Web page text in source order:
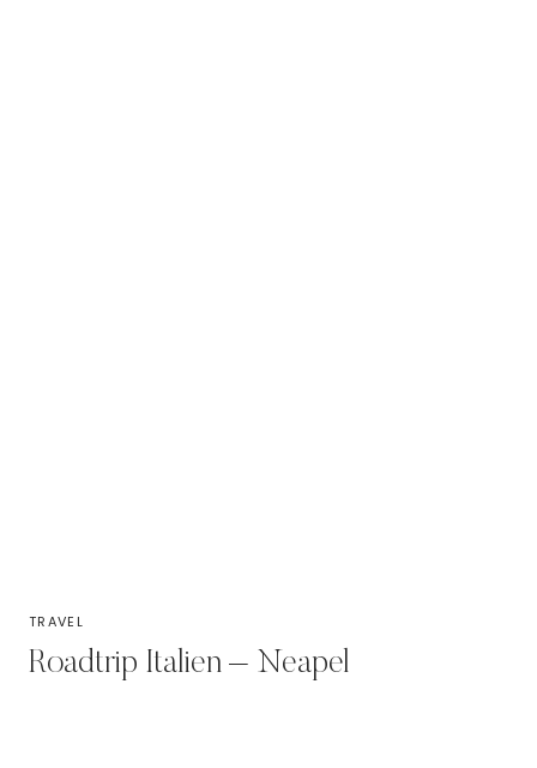
TRAVEL
Roadtrip Italien – Neapel